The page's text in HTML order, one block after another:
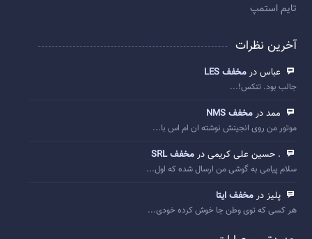
تایم استمپ
آخرین نظرات
عباس در مخفف LES
جالب بود. تنکس!...
ممد در مخفف NMS
موتور من روی انجینش نوشته ان ام اس با...
. حسین علی کریمی در مخفف SRL
سلام پیامی به گوشی من ارسال شده که اول...
پلیز در مخفف ایتا
هر کسی که توی وطن جا خوش کرده خودی...